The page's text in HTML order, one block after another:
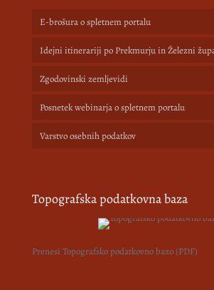
E-brošura o spletnem portalu
Idejni itinerariji po Prekmurju in Železni
Zgodovinski zemljevidi
Posnetek webinarja o spletnem portalu
Varstvo osebnih podatkov
Topografska podatkovna baza
Prenesi Topografsko podatkovno bazo (PDF)